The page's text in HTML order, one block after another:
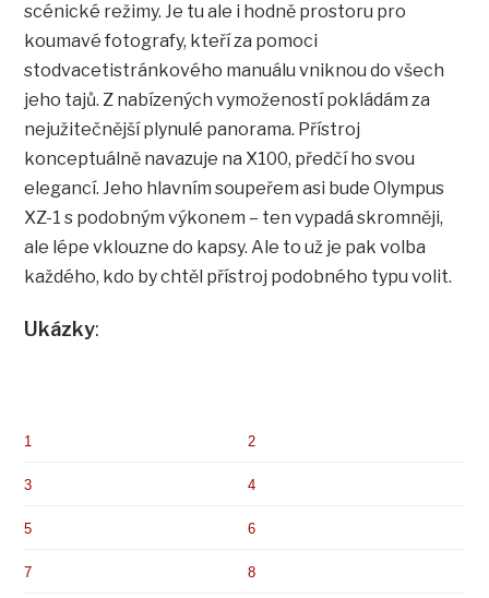
scénické režimy. Je tu ale i hodně prostoru pro
koumavé fotografy, kteří za pomoci
stodvacetistránkového manuálu vniknou do všech
jeho tajů. Z nabízených vymožeností pokládám za
nejužitečnější plynulé panorama. Přístroj
konceptuálně navazuje na X100, předčí ho svou
elegancí. Jeho hlavním soupeřem asi bude Olympus
XZ-1 s podobným výkonem – ten vypadá skromněji,
ale lépe vklouzne do kapsy. Ale to už je pak volba
každého, kdo by chtěl přístroj podobného typu volit.
Ukázky:
1 2
3 4
5 6
7 8